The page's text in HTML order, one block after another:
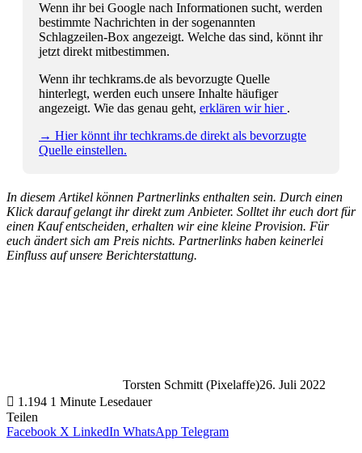
Wenn ihr bei Google nach Informationen sucht, werden
bestimmte Nachrichten in der sogenannten
Schlagzeilen-Box angezeigt. Welche das sind, könnt ihr
jetzt direkt mitbestimmen.
Wenn ihr techkrams.de als bevorzugte Quelle
hinterlegt, werden euch unsere Inhalte häufiger
angezeigt. Wie das genau geht, erklären wir hier .
→ Hier könnt ihr techkrams.de direkt als bevorzugte
Quelle einstellen.
In diesem Artikel können Partnerlinks enthalten sein. Durch einen
Klick darauf gelangt ihr direkt zum Anbieter. Solltet ihr euch dort für
einen Kauf entscheiden, erhalten wir eine kleine Provision. Für
euch ändert sich am Preis nichts. Partnerlinks haben keinerlei
Einfluss auf unsere Berichterstattung.
Torsten Schmitt (Pixelaffe)26. Juli 2022
1.194 1 Minute Lesedauer
Teilen
Facebook X LinkedIn WhatsApp Telegram